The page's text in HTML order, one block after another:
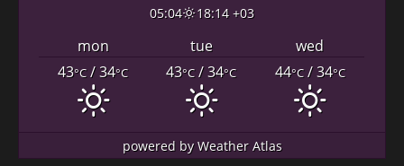
05:04 18:14 +03
mon tue
wed
43°C/ 34°C 43°C/ 34°C 44°C/ 34°C
powered byWeather Atlas